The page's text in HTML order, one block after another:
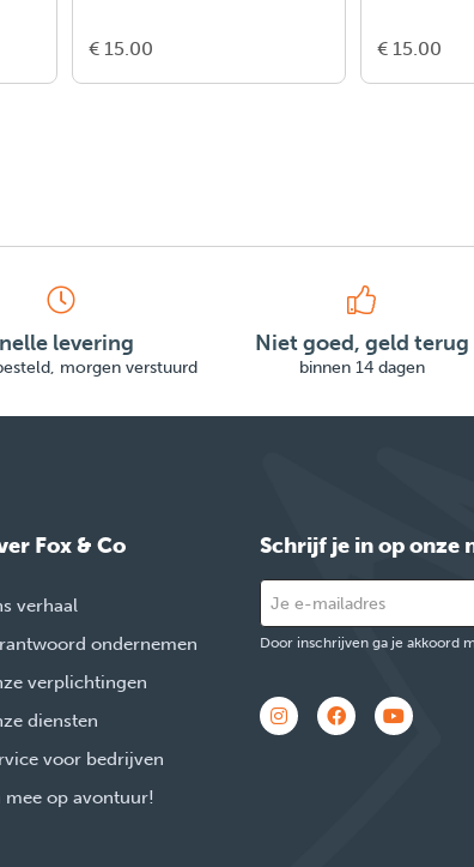
€ 15.00 € 15.00
levering
morgen verstuurd
Niet goed, geld terug
binnen 14 dagen
Fox & Co
verhaal
ondernemen
verplichtingen
diensten
voor bedrijven
mee op avontuur!
Schrijf je in op onze
Door inschrijven ga je akkoord